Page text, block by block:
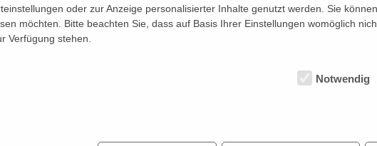
10
Marx-Ring, Bahnhofstraße, Alexander-
Puschkin-Platz, Hauptstraße,
Großenhainer Straße, Dr.-Külz-Straße
ZUM ROUTENPLANER
oder zur Anzeige personalisierter Inhalte genutzt werden. Sie
möchten. Bitte beachten Sie, dass auf Basis Ihrer Einstellungen womöglich
Verfügung stehen.
Notwendig